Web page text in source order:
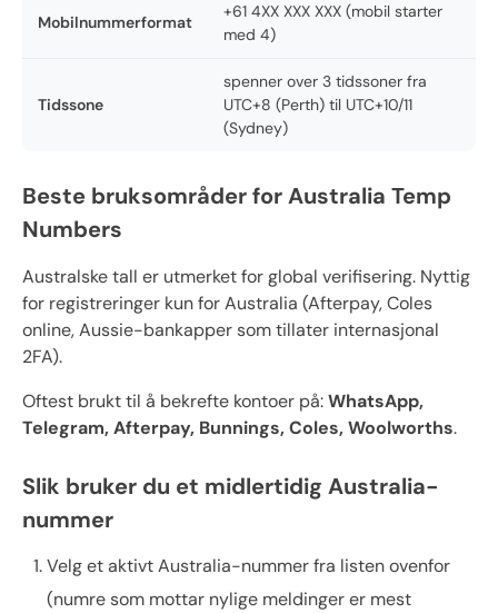
Mobilnummerformat
+61 4XX XXX XXX (mobil starter
med 4)
Tidssone
spenner over 3 tidssoner fra
UTC+8 (Perth) til UTC+10/11
(Sydney)
Beste bruksområder for Australia Temp
Numbers
Australske tall er utmerket for global verifisering. Nyttig
for registreringer kun for Australia (Afterpay, Coles
online, Aussie-bankapper som tillater internasjonal
2FA).
Oftest brukt til å bekrefte kontoer på:WhatsApp,
Telegram, Afterpay, Bunnings, Coles, Woolworths.
Slik bruker du et midlertidig Australia-
nummer
Velg et aktivt Australia-nummer fra listen ovenfor
(numre som mottar nylige meldinger er mest